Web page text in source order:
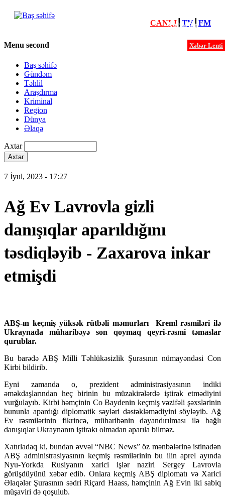
Xəbərlər
Xəbər Lenti
CANLI┃ TV┃ FM
Menu second
Baş səhifə
Gündəm
Təhlil
Araşdırma
Kriminal
Region
Dünya
Əlaqə
Axtar
7 İyul, 2023 - 17:27
Ağ Ev Lavrovla gizli
danışıqlar aparıldığını
təsdiqləyib - Zaxarova inkar
etmişdi
ABŞ-ın keçmiş yüksək rütbəli məmurları Kreml rəsmiləri ilə
Ukraynada müharibəyə son qoymaq qeyri-rəsmi təmaslar
qurublar.
Bu barədə ABŞ Milli Təhlükəsizlik Şurasının nümayəndəsi Con
Kirbi bildirib.
Eyni zamanda o, prezident administrasiyasının indiki
əməkdaşlarından heç birinin bu müzakirələrdə iştirak etmədiyini
vurğulayıb. Kirbi həmçinin Co Baydenin keçmiş vəzifəli şəxslərinin
bununla apardığı diplomatik səyləri dəstəkləmədiyini söyləyib. Ağ
Ev rəsmilərinin fikrincə, müharibənin dayandırılması ilə bağlı
danışıqlar Ukraynanın iştirakı olmadan aparıla bilməz.
Xatırladaq ki, bundan əvvəl “NBC News” öz mənbələrinə istinadən
ABŞ administrasiyasının keçmiş rəsmilərinin bu ilin aprel ayında
Nyu-Yorkda Rusiyanın xarici işlər naziri Sergey Lavrovla
görüşdüyünü xəbər edib. Onlara keçmiş ABŞ diplomatı və Xarici
Əlaqələr Şurasının sədri Riçard Haass, həmçinin Ağ Evin iki sabiq
müşaviri də qoşulub.